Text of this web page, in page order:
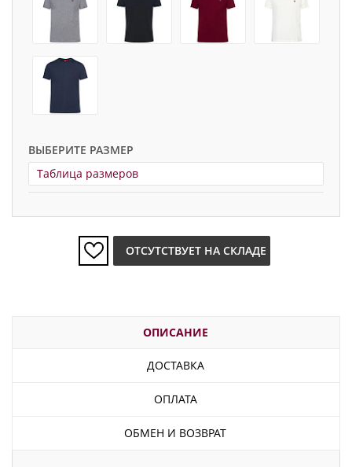
ВЫБЕРИТЕ РАЗМЕР
Таблица размеров
ОТСУТСТВУЕТ НА СКЛАДЕ
ОПИСАНИЕ
ДОСТАВКА
ОПЛАТА
ОБМЕН И ВОЗВРАТ